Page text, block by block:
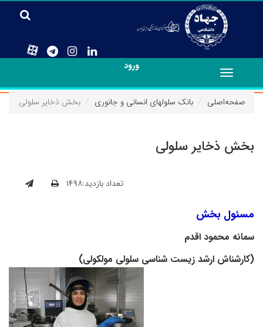
ورود
Toggle
navigation
صفحه‌اصلی
بانک سلولهای انسانی و جانوری بخش ذخایر سلولی
بخش ذخایر سلولی
تعداد بازدید:۱۴۹۸
مسئول بخش
سمانه محمود اقدم
(کارشناش ارشد زیست شناسی سلولی مولکولی)